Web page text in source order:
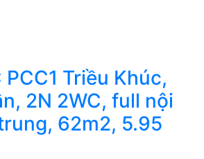
PCC1 Triều Khúc,
2N 2WC, full nội
62m2, 5.95